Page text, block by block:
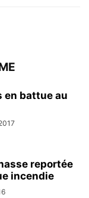
en battue au
reportée
incendie